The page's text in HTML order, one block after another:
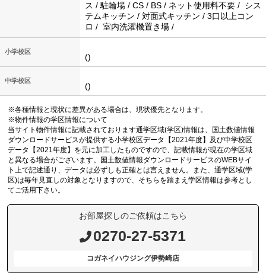
ス / 駐輪場 / CS / BS / ネット使用料不要 / シス
テムキッチン / 対面式キッチン / 3口以上コン
ロ / 室内洗濯機置き場 /
小学校区
()
中学校区
()
※各種情報と現状に差異がある場合は、現状優先となります。
※物件情報の学区情報について
当サイト物件情報に記載されております通学区域(学区)情報は、国土数値情報
ダウンロードサービスが提供する小学校区データ【2021年度】及び中学校区
データ【2021年度】を元に加工したものですので、記載情報が現在の学区域
と異なる場合がございます。国土数値情報ダウンロードサービスのWEBサイ
ト上で記述通り、データは必ずしも正確とは言えません。また、通学区域(学
区)は毎年見直しの対象となりますので、そちらを踏まえ学区情報は参考とし
てご活用下さい。
お部屋探しのご依頼はこちら
0270-27-5371
コガネイハウジング伊勢崎店